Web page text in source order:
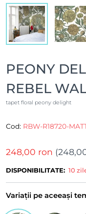
PEONY
REBEL
tapet floral peony delight
Cod: RBW-R18720-
248,00 ron (
DISPONIBILITATE: 10
Variații pe aceeași